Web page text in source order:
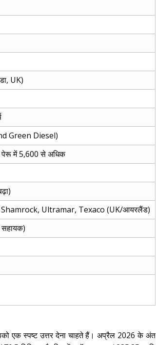
UK)
Green Diesel)
पेरू में 5,600 से अधिक
Ultramar, Texaco (UK/आयरलैंड)
एक स्पष्ट उत्तर देना चाहते हैं। अप्रैल 2026 के अंत